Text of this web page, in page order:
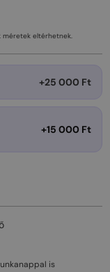
méretek eltérhetnek.
+25 000 Ft
+15 000 Ft
is